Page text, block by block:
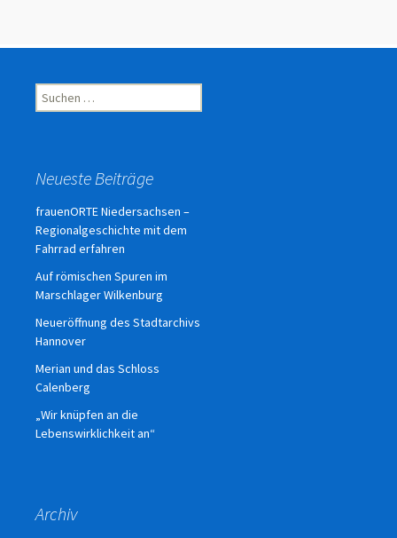
Suchen
nach:
Neueste Beiträge
frauenORTE Niedersachsen –
Regionalgeschichte mit dem
Fahrrad erfahren
Auf römischen Spuren im
Marschlager Wilkenburg
Neueröffnung des Stadtarchivs
Hannover
Merian und das Schloss
Calenberg
„Wir knüpfen an die
Lebenswirklichkeit an“
Archiv